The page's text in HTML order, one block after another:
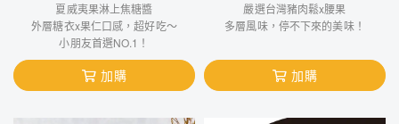
夏威夷果淋上焦糖醬
外層糖衣x果仁口感，超好吃～
小朋友首選NO.1！
加購
嚴選台灣豬肉鬆x腰果
多層風味，停不下來的美味！
加購